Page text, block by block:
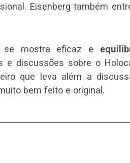
Eisenberg também
se mostra eficaz e
e discussões sobre o
que leva além a
bem feito e original.